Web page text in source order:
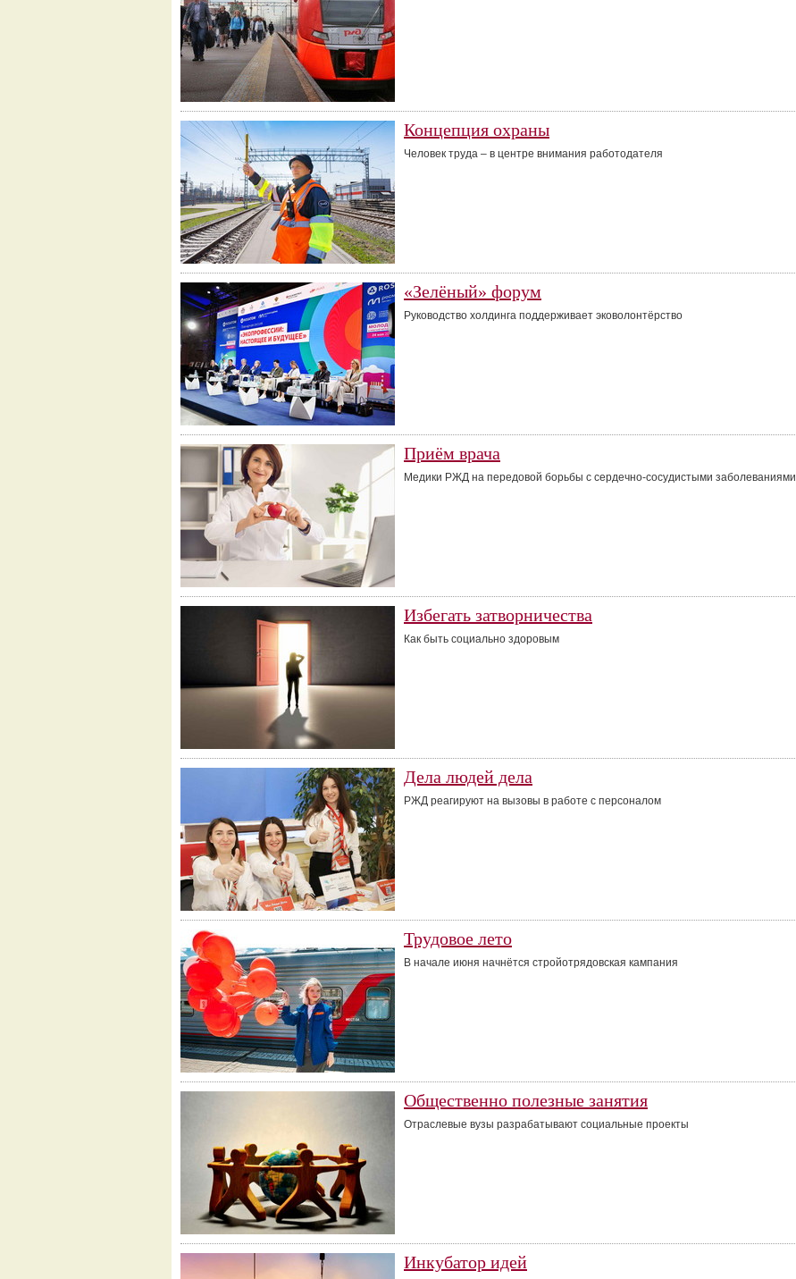
Концепция охраны
Человек труда – в центре внимания работодателя
«Зелёный» форум
Руководство холдинга поддерживает эковолонтёрство
Приём врача
Медики РЖД на передовой борьбы с сердечно-сосудистыми заболеваниями
Избегать затворничества
Как быть социально здоровым
Дела людей дела
РЖД реагируют на вызовы в работе с персоналом
Трудовое лето
В начале июня начнётся стройотрядовская кампания
Общественно полезные занятия
Отраслевые вузы разрабатывают социальные проекты
Инкубатор идей